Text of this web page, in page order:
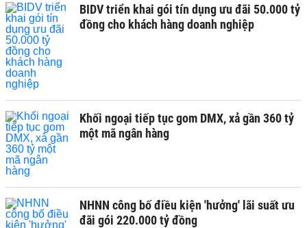
BIDV triển khai gói tín dụng ưu đãi 50.000 tỷ
đồng cho khách hàng doanh nghiệp
Khối ngoại tiếp tục gom DMX, xả gần 360 tỷ
một mã ngân hàng
NHNN công bố điều kiện 'hưởng' lãi suất ưu
đãi gói 220.000 tỷ đồng